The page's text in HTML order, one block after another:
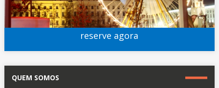
reserve agora
QUEM SOMOS